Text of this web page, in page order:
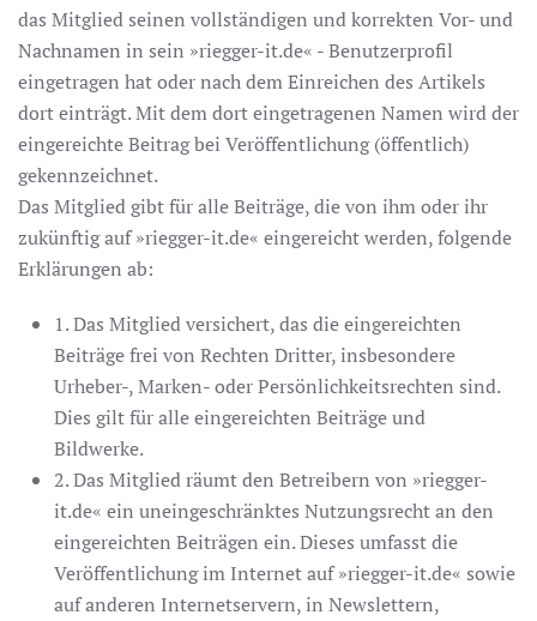
das Mitglied seinen vollständigen und korrekten Vor- und
Nachnamen in sein »riegger-it.de« - Benutzerprofil
eingetragen hat oder nach dem Einreichen des Artikels
dort einträgt. Mit dem dort eingetragenen Namen wird der
eingereichte Beitrag bei Veröffentlichung (öffentlich)
gekennzeichnet.
Das Mitglied gibt für alle Beiträge, die von ihm oder ihr
zukünftig auf »riegger-it.de« eingereicht werden, folgende
Erklärungen ab:
1. Das Mitglied versichert, das die eingereichten
Beiträge frei von Rechten Dritter, insbesondere
Urheber-, Marken- oder Persönlichkeitsrechten sind.
Dies gilt für alle eingereichten Beiträge und
Bildwerke.
2. Das Mitglied räumt den Betreibern von »riegger-
it.de« ein uneingeschränktes Nutzungsrecht an den
eingereichten Beiträgen ein. Dieses umfasst die
Veröffentlichung im Internet auf »riegger-it.de« sowie
auf anderen Internetservern, in Newslettern,